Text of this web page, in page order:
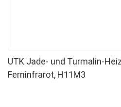
UTK Jade- und Turmalin-
Ferninfrarot, H11M3